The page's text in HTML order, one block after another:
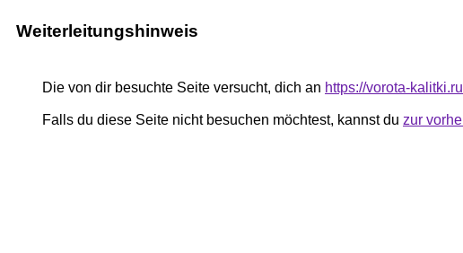
Weiterleitungshinweis
Die von dir besuchte Seite versucht, dich an https://vorota-
Falls du diese Seite nicht besuchen möchtest, kannst du zur